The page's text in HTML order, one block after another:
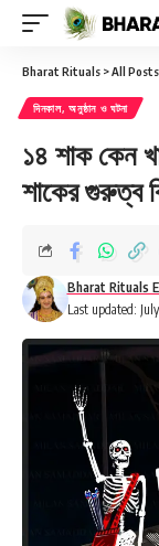
Bharat Rituals >All Posts
দিনকাল, অনুষ্ঠান ও ঘটনা
১৪ শাক কেন
শাকের গুরুত্ব
Last updated:
Bharat Rituals